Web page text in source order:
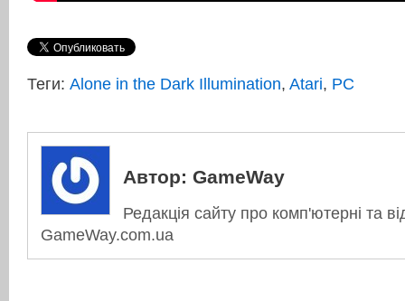
Теги: Alone in the Dark Illumination, Atari, PC
Автор: GameWay
Редакція сайту про комп'ютерні та
GameWay.com.ua